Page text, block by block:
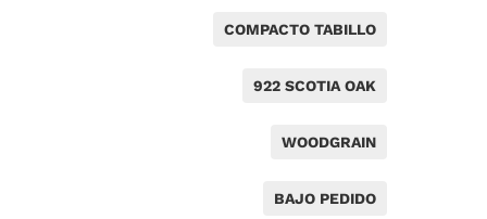
COMPACTO TABILLO
922 SCOTIA OAK
WOODGRAIN
BAJO PEDIDO